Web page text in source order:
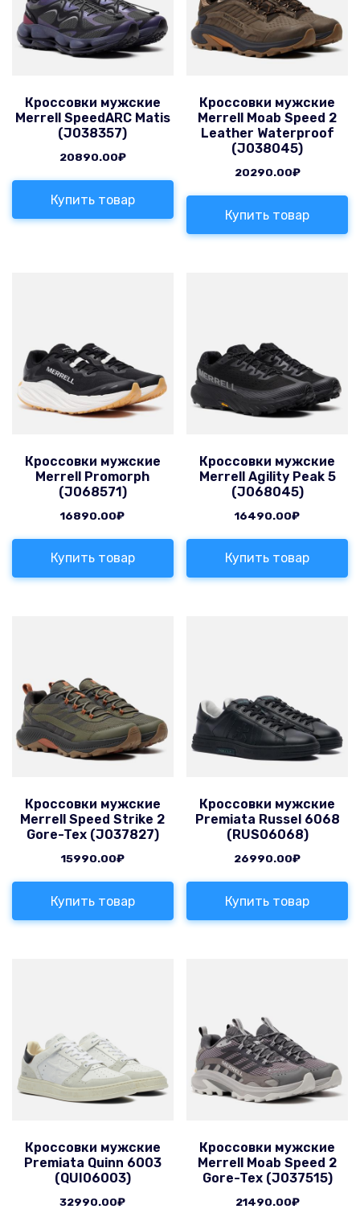
Кроссовки мужские
Merrell SpeedARC Matis
(J038357)
20890.00₽
Купить товар
Кроссовки мужские
Merrell Moab Speed 2
Leather Waterproof
(J038045)
20290.00₽
Купить товар
Кроссовки мужские
Merrell Promorph
(J068571)
16890.00₽
Купить товар
Кроссовки мужские
Merrell Agility Peak 5
(J068045)
16490.00₽
Купить товар
Кроссовки мужские
Merrell Speed Strike 2
Gore-Tex (J037827)
15990.00₽
Купить товар
Кроссовки мужские
Premiata Russel 6068
(RUS06068)
26990.00₽
Купить товар
Кроссовки мужские
Premiata Quinn 6003
(QUI06003)
32990.00₽
Кроссовки мужские
Merrell Moab Speed 2
Gore-Tex (J037515)
21490.00₽